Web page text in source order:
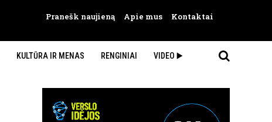
Pranešk naujieną Apie mus Kontaktai
KULTŪRA IR MENAS RENGINIAI VIDEO ▶️